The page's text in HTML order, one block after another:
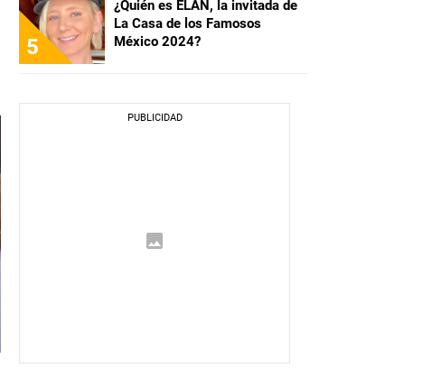
5
¿Quién es ELÁN, la invitada de
La Casa de los Famosos
México 2024?